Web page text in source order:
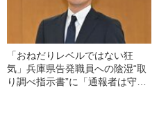
「おねだりレベルではない狂
気」兵庫県告発職員への陰湿“取
り調べ指示書”に「通報者は守ら